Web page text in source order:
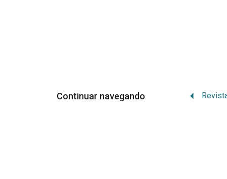
Continuar navegando